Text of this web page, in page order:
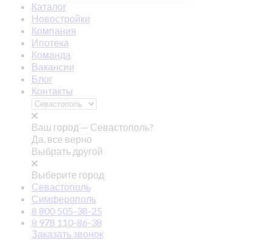
Каталог
Новостройки
Компания
Ипотека
Команда
Вакансии
Блог
Контакты
Ваш город — Севастополь?
Да, все верно
Выбрать другой
Выберите город
Севастополь
Симферополь
8 800 505-38-25
8 978 110-86-38
Заказать звонок